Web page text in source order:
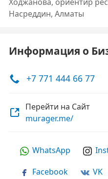
Насреддин, Алматы
Информация о
+7 771 444 66 77
Перейти на Сайт
murager.me/
WhatsApp
Facebook
VK